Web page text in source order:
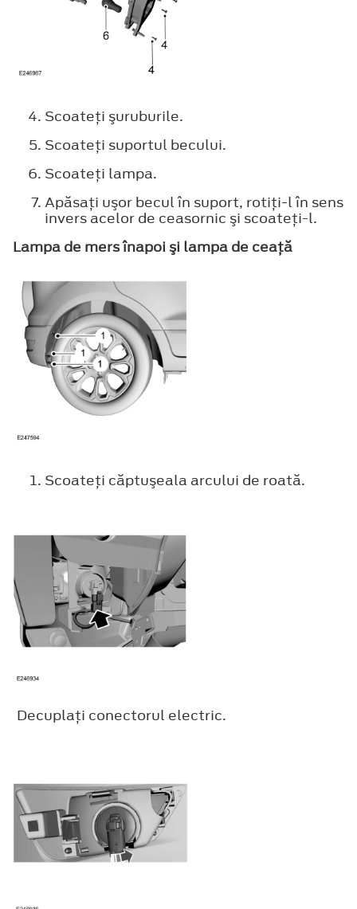
Scoateţi şuruburile.
Scoateţi suportul becului.
Scoateţi lampa.
Apăsaţi uşor becul în suport, rotiţi-l în sens
invers acelor de ceasornic şi scoateţi-l.
Lampa de mers înapoi şi lampa de ceaţă
Scoateţi căptuşeala arcului de roată.
Decuplaţi conectorul electric.